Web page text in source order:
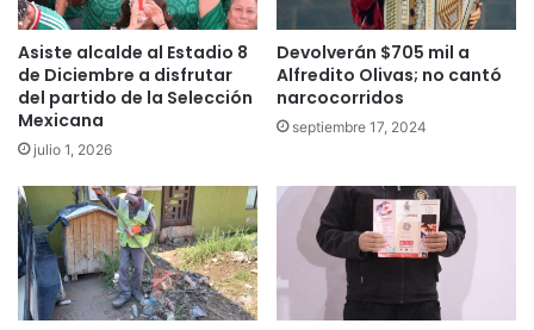
Asiste alcalde al Estadio 8
de Diciembre a disfrutar
del partido de la Selección
Mexicana
julio 1, 2026
Devolverán $705 mil a
Alfredito Olivas; no cantó
narcocorridos
septiembre 17, 2024